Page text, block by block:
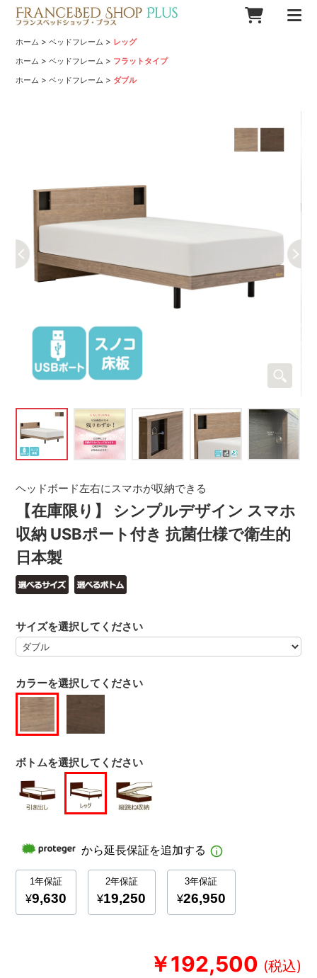
ホーム >ベッドフレーム > レッグ
ホーム >ベッドフレーム > フラットタイプ
ホーム >ベッドフレーム > ダブル
【在庫限り】 シンプルデザイン スマホ
収納 USBポート付き 抗菌仕様で衛生的
日本製
ヘッドボード左右にスマホが収納できる
￥192,500
カラーを選択してください
サイズを選択してください
ボトムを選択してください